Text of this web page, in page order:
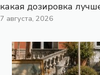
какая дозировка
7 августа, 2026